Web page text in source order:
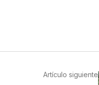
Artículo siguiente